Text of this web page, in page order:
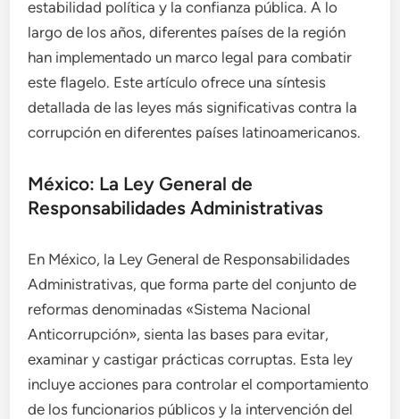
estabilidad política y la confianza pública. A lo
largo de los años, diferentes países de la región
han implementado un marco legal para combatir
este flagelo. Este artículo ofrece una síntesis
detallada de las leyes más significativas contra la
corrupción en diferentes países latinoamericanos.
México: La Ley General de
Responsabilidades Administrativas
En México, la Ley General de Responsabilidades
Administrativas, que forma parte del conjunto de
reformas denominadas «Sistema Nacional
Anticorrupción», sienta las bases para evitar,
examinar y castigar prácticas corruptas. Esta ley
incluye acciones para controlar el comportamiento
de los funcionarios públicos y la intervención del